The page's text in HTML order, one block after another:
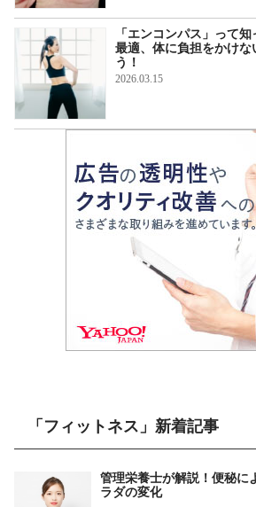
「エンコンパス」って
最適、体に負担をかけ
う！
2026.03.15
「フィットネス」新着記事
管理栄養士が解説！便秘に
ラダの変化